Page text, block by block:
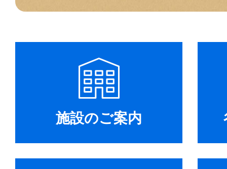
施設のご案内